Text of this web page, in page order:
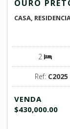
OURO
CASA,
2
Ref: C2025
VENDA
$430,000.00